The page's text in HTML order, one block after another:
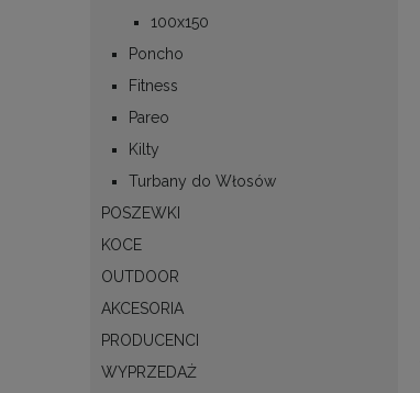
100x150
Poncho
Fitness
Pareo
Kilty
Turbany do Włosów
POSZEWKI
KOCE
OUTDOOR
AKCESORIA
PRODUCENCI
WYPRZEDAŻ